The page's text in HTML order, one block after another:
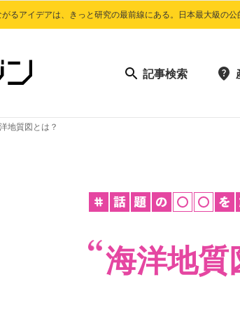
るアイデアは、きっと研究の最前線にある。日本最大級の公
記事検索
地質図とは？
海洋地質